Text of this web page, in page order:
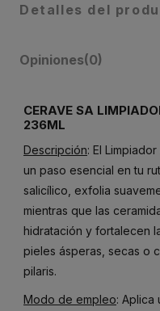
Detalles del
Opiniones(0)
CERAVE SA
236ML
Descripción: El
un paso esencial en tu
salicílico, exfolia
mientras que las
hidratación y fortalecen
pieles ásperas, secas o
pilaris.
Modo de empleo: Aplica